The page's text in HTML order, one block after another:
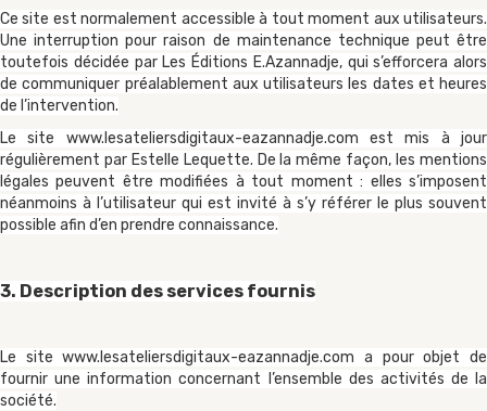
Ce site est normalement accessible à tout moment aux utilisateurs.
Une interruption pour raison de maintenance technique peut être
toutefois décidée par Les Éditions E.Azannadje, qui s’efforcera alors
de communiquer préalablement aux utilisateurs les dates et heures
de l’intervention.
Le site www.lesateliersdigitaux-eazannadje.com est mis à jour
régulièrement par Estelle Lequette. De la même façon, les mentions
légales peuvent être modifiées à tout moment : elles s’imposent
néanmoins à l’utilisateur qui est invité à s’y référer le plus souvent
possible afin d’en prendre connaissance.
3. Description des services fournis
Le sitewww.lesateliersdigitaux-eazannadje.com a pour objet de
fournir une information concernant l’ensemble des activités de la
société.